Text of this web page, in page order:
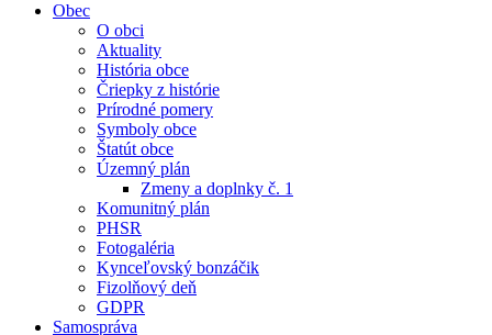
Obec
O obci
Aktuality
História obce
Čriepky z histórie
Prírodné pomery
Symboly obce
Štatút obce
Územný plán
Zmeny a doplnky č. 1
Komunitný plán
PHSR
Fotogaléria
Kynceľovský bonzáčik
Fizolňový deň
GDPR
Samospráva